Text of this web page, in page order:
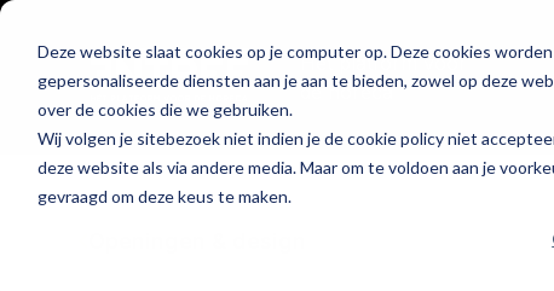
Deze website slaat cookies op je computer op. Deze cookies
gepersonaliseerde diensten aan je aan te bieden, zowel op deze
over de cookies die we gebruiken.
Wij volgen je sitebezoek niet indien je de cookie policy niet
deze website als via andere media. Maar om te voldoen aan je
gevraagd om deze keus te maken.
Hét platform voor
de horeca